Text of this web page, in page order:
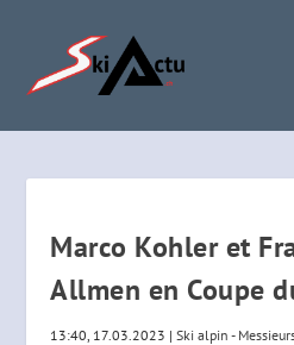
Marco Kohler et
Allmen en Coupe
13:40, 17.03.2023 |Ski alpin -